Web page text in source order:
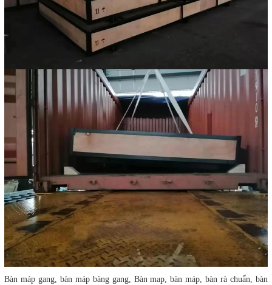
Bàn máp gang, bàn máp bàng gang, Bàn map, bàn máp, bàn rà chuẩn, bàn